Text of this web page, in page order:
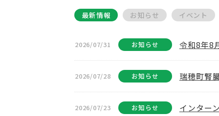
最新情報 お知らせ イベント
2026/07/31 お知らせ 令和8年8
2026/07/28 お知らせ 瑞穂町腎
2026/07/23 お知らせ インター